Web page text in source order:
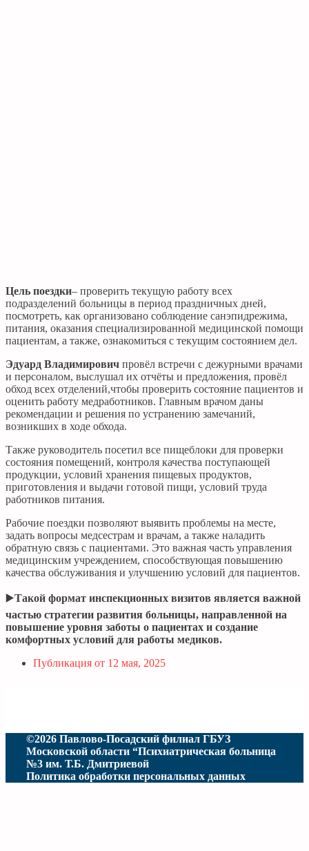
Цель поездки– проверить текущую работу всех
подразделений больницы в период праздничных дней,
посмотреть, как организовано соблюдение санэпидрежима,
питания, оказания специализированной медицинской помощи
пациентам, а также, ознакомиться с текущим состоянием дел.
Эдуард Владимирович провёл встречи с дежурными врачами
и персоналом, выслушал их отчёты и предложения, провёл
обход всех отделений,чтобы проверить состояние пациентов и
оценить работу медработников. Главным врачом даны
рекомендации и решения по устранению замечаний,
возникших в ходе обхода.
Также руководитель посетил все пищеблоки для проверки
состояния помещений, контроля качества поступающей
продукции, условий хранения пищевых продуктов,
приготовления и выдачи готовой пищи, условий труда
работников питания.
Рабочие поездки позволяют выявить проблемы на месте,
задать вопросы медсестрам и врачам, а также наладить
обратную связь с пациентами. Это важная часть управления
медицинским учреждением, способствующая повышению
качества обслуживания и улучшению условий для пациентов.
▶️Такой формат инспекционных визитов является важной
частью стратегии развития больницы, направленной на
повышение уровня заботы о пациентах и создание
комфортных условий для работы медиков.
Публикация от 12 мая, 2025
©2026 Павлово-Посадский филиал ГБУЗ
Московской области “Психиатрическая больница
№3 им. Т.Б. Дмитриевой
Политика обработки персональных данных